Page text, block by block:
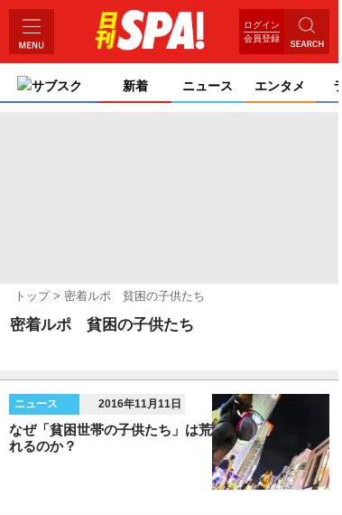
ログイン
会員登録
サブスク 新着 ニュース エンタメ
トップ 密着ルポ 貧困の子供たち
密着ルポ 貧困の子供たち
ニュース 2016年11月11日
なぜ「貧困世帯の子供たち」は荒
れるのか？